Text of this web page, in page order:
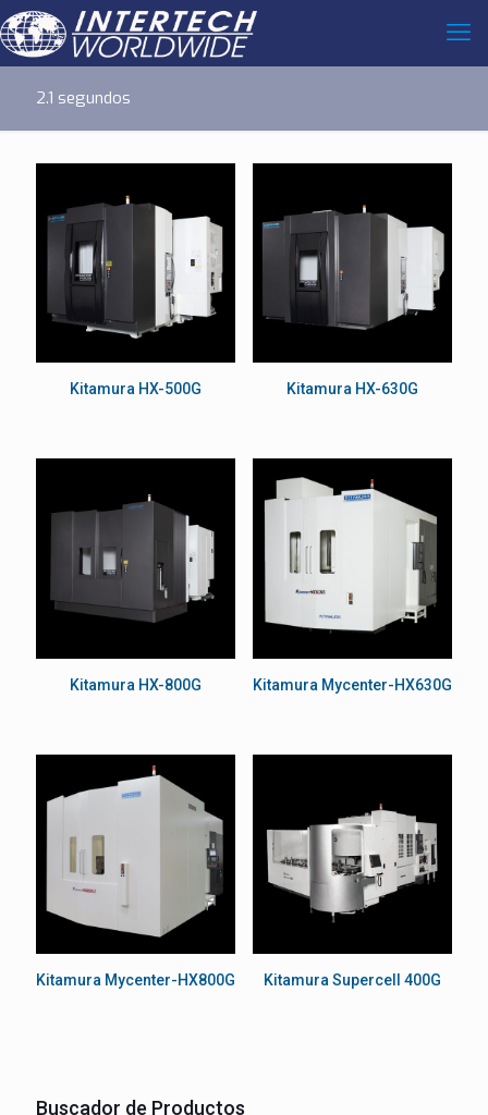
2.1 segundos
Kitamura HX-500G Kitamura HX-630G
Kitamura HX-800G Kitamura Mycenter-HX630G
Kitamura Mycenter-HX800G Kitamura Supercell 400G
Buscador de Productos